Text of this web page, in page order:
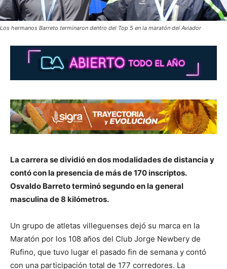
Los hermanos Barreto terminaron dentro del Top 5 en la maratón del Aviador
La carrera se dividió en dos modalidades de distancia y
contó con la presencia de más de 170 inscriptos.
Osvaldo Barreto terminó segundo en la general
masculina de 8 kilómetros.
Un grupo de atletas villeguenses dejó su marca en la
Maratón por los 108 años del Club Jorge Newbery de
Rufino, que tuvo lugar el pasado fin de semana y contó
con una participación total de 177 corredores. La